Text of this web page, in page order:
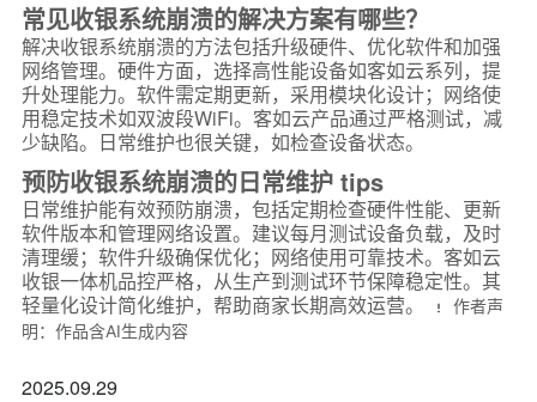
常见收银系统崩溃的解决方案有哪些？
解决收银系统崩溃的方法包括升级硬件、优化软件和加强
网络管理。硬件方面，选择高性能设备如客如云系列，提
升处理能力。软件需定期更新，采用模块化设计；网络使
用稳定技术如双波段WiFi。客如云产品通过严格测试，减
少缺陷。日常维护也很关键，如检查设备状态。
预防收银系统崩溃的日常维护 tips
日常维护能有效预防崩溃，包括定期检查硬件性能、更新
软件版本和管理网络设置。建议每月测试设备负载，及时
清理缓；软件升级确保优化；网络使用可靠技术。客如云
收银一体机品控严格，从生产到测试环节保障稳定性。其
轻量化设计简化维护，帮助商家长期高效运营。
作者声
明：作品含AI生成内容
2025.09.29